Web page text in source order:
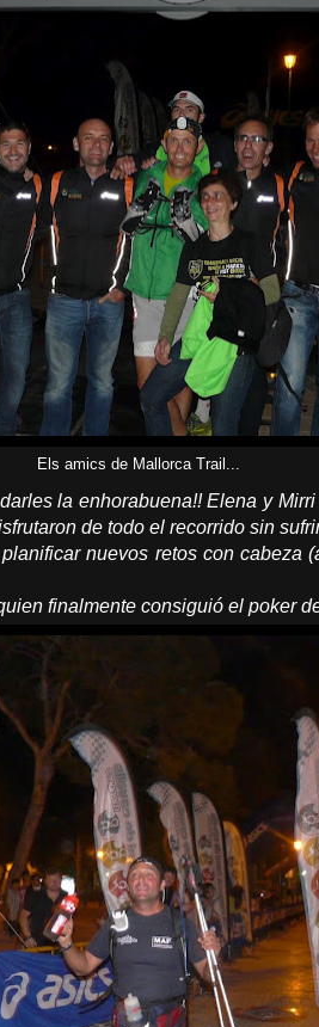
Els amics de Mallorca Trail...
la enhorabuena!! Elena y
de todo el recorrido sin
nuevos retos con cabeza
finalmente consiguió el poker